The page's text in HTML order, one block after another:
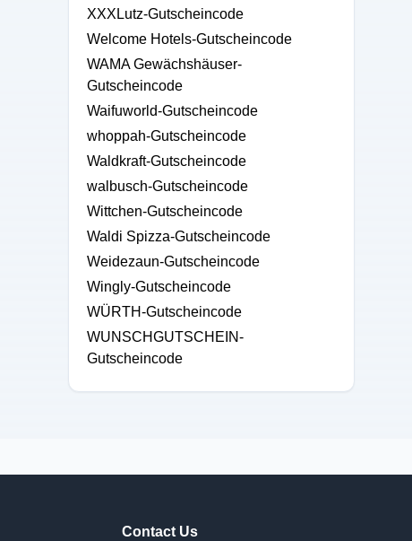
XXXLutz-Gutscheincode
Welcome Hotels-Gutscheincode
WAMA Gewächshäuser-
Gutscheincode
Waifuworld-Gutscheincode
whoppah-Gutscheincode
Waldkraft-Gutscheincode
walbusch-Gutscheincode
Wittchen-Gutscheincode
Waldi Spizza-Gutscheincode
Weidezaun-Gutscheincode
Wingly-Gutscheincode
WÜRTH-Gutscheincode
WUNSCHGUTSCHEIN-
Gutscheincode
Contact Us